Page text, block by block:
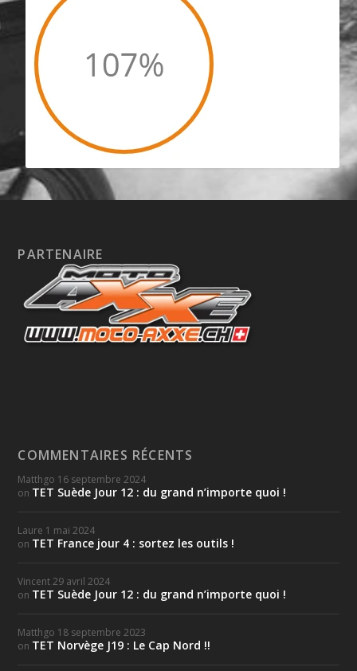
PARTENAIRE
COMMENTAIRES RÉCENTS
Matthgo 16 septembre 2024
on TET Suède Jour 12 : du grand n’importe quoi !
Laure 1 mai 2024
on TET France jour 4 : sortez les outils !
Vincent 29 avril 2024
on TET Suède Jour 12 : du grand n’importe quoi !
Matthgo 18 septembre 2023
on TET Norvège J19 : Le Cap Nord !!